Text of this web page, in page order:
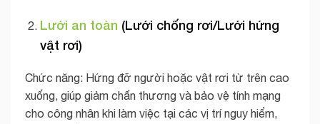
Lưới an toàn (Lưới chống rơi/Lưới hứng
vật rơi)
Chức năng: Hứng đỡ người hoặc vật rơi từ trên cao
xuống, giúp giảm chấn thương và bảo vệ tính mạng
cho công nhân khi làm việc tại các vị trí nguy hiểm,